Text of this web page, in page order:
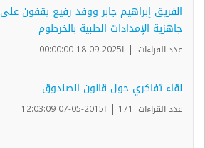
الفريق إبراهيم جابر ووفد رفيع يقفون على
جاهزية الإمدادات الطبية بالخرطوم
عدد القراءات: | ا2025-09-18 00:00:00
لقاء تفاكري حول قانون الصندوق
عدد القراءات: 171 | ا2015-05-07 12:03:09